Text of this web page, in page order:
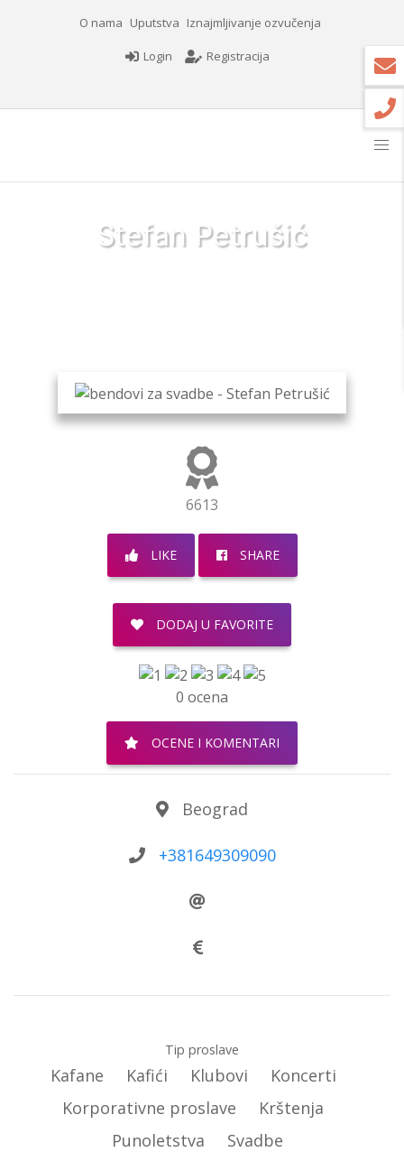
O nama Uputstva Iznajmljivanje ozvučenja
Login Registracija
Stefan Petrušić
6613
LIKE SHARE
DODAJ U FAVORITE
0 ocena
OCENE I KOMENTARI
Beograd
+381649309090
Tip proslave
Kafane Kafići Klubovi
Koncerti
Korporativne proslave
Krštenja
Punoletstva
Svadbe